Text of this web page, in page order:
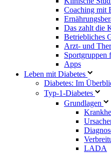
Coaching mit
Das zahlt die
Betriebliches
Arzt- und
Sportgruppen
Apps
Leben mit Diabetes
Diabetes: Im
Typ-1-Diabetes
Grundlagen
LADA